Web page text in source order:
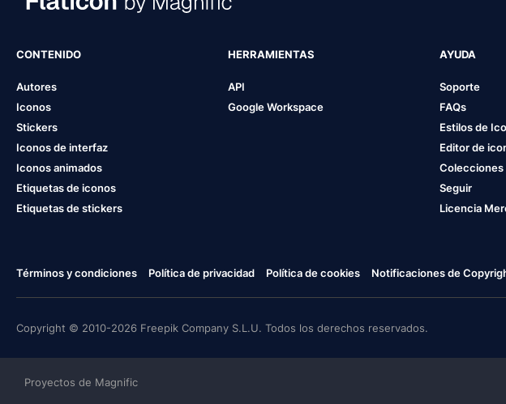
CONTENIDO
Autores
Iconos
Stickers
Iconos de interfaz
Iconos animados
Etiquetas de iconos
Etiquetas de stickers
HERRAMIENTAS
API
Google Workspace
AYUDA
Soporte
FAQs
Estilos de
Editor de
Colecciones
Seguir
Licencia
Términos y condiciones Política de privacidad Política de cookies Notificaciones de
Copyright © 2010-2026 Freepik Company S.L.U. Todos los derechos reservados.
Proyectos de Magnific